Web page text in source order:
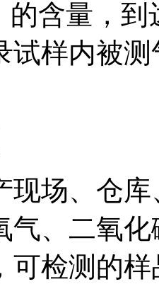
的含量，
试样内被
现场、仓
气、二氧
可检测的